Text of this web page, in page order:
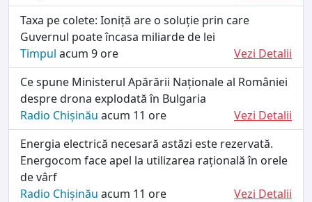
Taxa pe colete: Ioniță are o soluție prin care
Guvernul poate încasa miliarde de lei
Timpul acum 9 ore
Vezi Detalii
Ce spune Ministerul Apărării Naționale al României
despre drona explodată în Bulgaria
Radio Chișinău acum 11 ore
Vezi Detalii
Energia electrică necesară astăzi este rezervată.
Energocom face apel la utilizarea rațională în orele
de vârf
Radio Chișinău acum 11 ore
Vezi Detalii